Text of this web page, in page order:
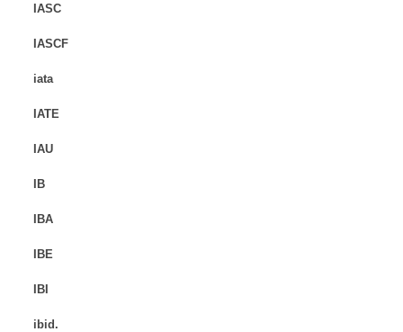
IASC
IASCF
iata
IATE
IAU
IB
IBA
IBE
IBI
ibid.